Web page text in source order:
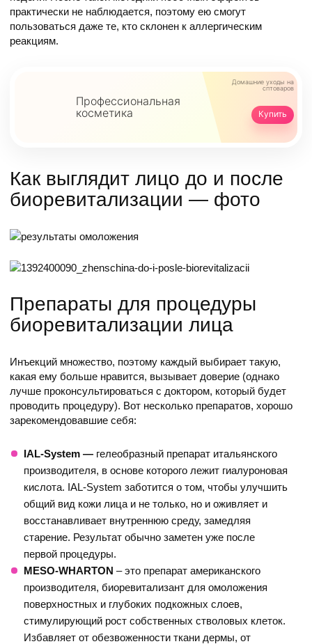
практически не наблюдается, поэтому ею смогут
пользоваться даже те, кто склонен к аллергическим
реакциям.
Профессиональная
косметика
Домашние уходы на
сптоваров
Купить
Как выглядит лицо до и после
биоревитализации — фото
Препараты для процедуры
биоревитализации лица
Инъекций множество, поэтому каждый выбирает такую,
какая ему больше нравится, вызывает доверие (однако
лучше проконсультироваться с доктором, который будет
проводить процедуру). Вот несколько препаратов, хорошо
зарекомендовавшие себя:
IAL-System — гелеобразный препарат итальянского
производителя, в основе которого лежит гиалуроновая
кислота. IAL-System заботится о том, чтобы улучшить
общий вид кожи лица и не только, но и оживляет и
восстанавливает внутреннюю среду, замедляя
старение. Результат обычно заметен уже после
первой процедуры.
MESO-WHARTON – это препарат американского
производителя, биоревитализант для омоложения
поверхностных и глубоких подкожных слоев,
стимулирующий рост собственных стволовых клеток.
Избавляет от обезвоженности ткани дермы, от